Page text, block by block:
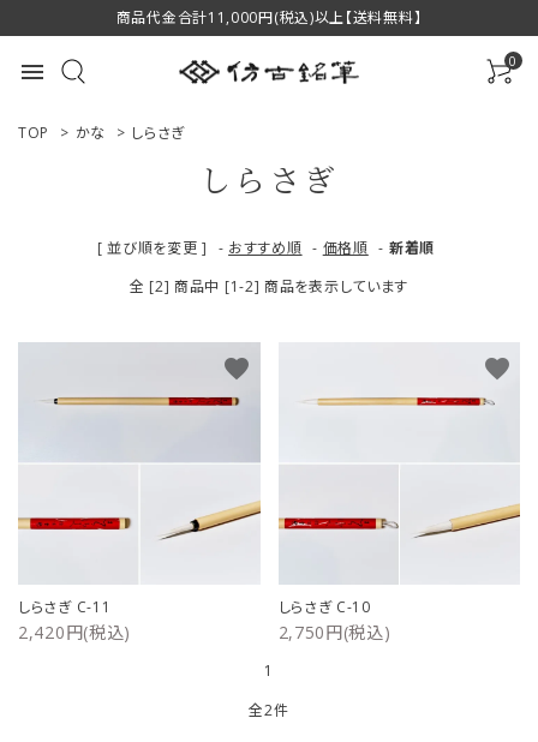
商品代金合計11,000円(税込)以上【送料無料】
menu 0
ACCOUNT MENU
プライバシーポリシー
TOP > かな > しらさぎ
しらさぎ
[ 並び順を変更 ] - おすすめ順 - 価格順 - 新着順
全 [2] 商品中 [1-2] 商品を表示しています
しらさぎ C-11
2,420円(税込)
favorite
しらさぎ C-10
2,750円(税込)
favorite
1
全2件